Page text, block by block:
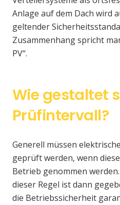
Anlage auf dem Dach wird
geltender
Zusammenhang spricht
PV“.
Wie gestaltet
Prüfintervall?
Generell müssen
geprüft werden, wenn
Betrieb genommen
dieser Regel ist dann
die Betriebssicherheit